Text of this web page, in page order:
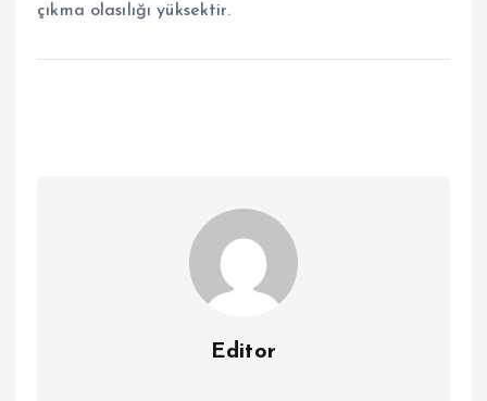
çıkma olasılığı yüksektir.
Editor